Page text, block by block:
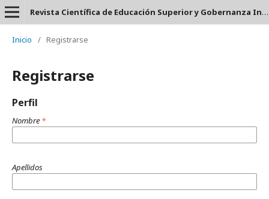
Revista Científica de Educación Superior y Gobernanza Interuniversitaria Aula 24 - ISSN: 2953-660X
Inicio / Registrarse
Registrarse
Perfil
Nombre *
Apellidos